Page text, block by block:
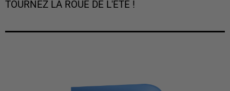
TOURNEZ LA ROUE DE L'ÉTÉ !